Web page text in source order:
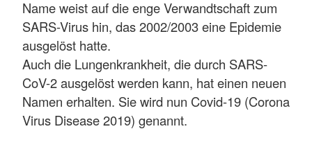
Name weist auf die enge Verwandtschaft zum
SARS-Virus hin, das 2002/2003 eine Epidemie
ausgelöst hatte.
Auch die Lungenkrankheit, die durch SARS-
CoV-2 ausgelöst werden kann, hat einen neuen
Namen erhalten. Sie wird nun Covid-19 (Corona
Virus Disease 2019) genannt.